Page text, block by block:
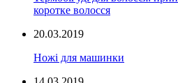
коротке волосся
20.03.2019
Ножі для машинки